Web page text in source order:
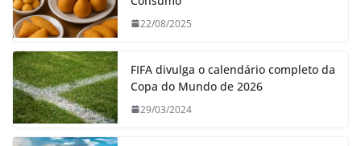
22/08/2025
FIFA divulga o calendário completo da
Copa do Mundo de 2026
29/03/2024